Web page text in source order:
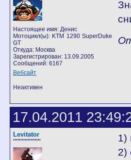
Настоящее имя: Денис
Мотоцикл(ы): KTM 1290 SuperDuke
GT
Откуда: Москва
Зарегистрирован: 13.09.2005
Сообщений: 6167
Вебсайт
Неактивен
17.04.2011
Levitator
'''''''''''''''''''
1)
2)